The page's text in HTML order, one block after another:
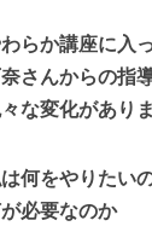
らか講座に入
さんからの指
な変化があり
何をやりたいの
必要なのか